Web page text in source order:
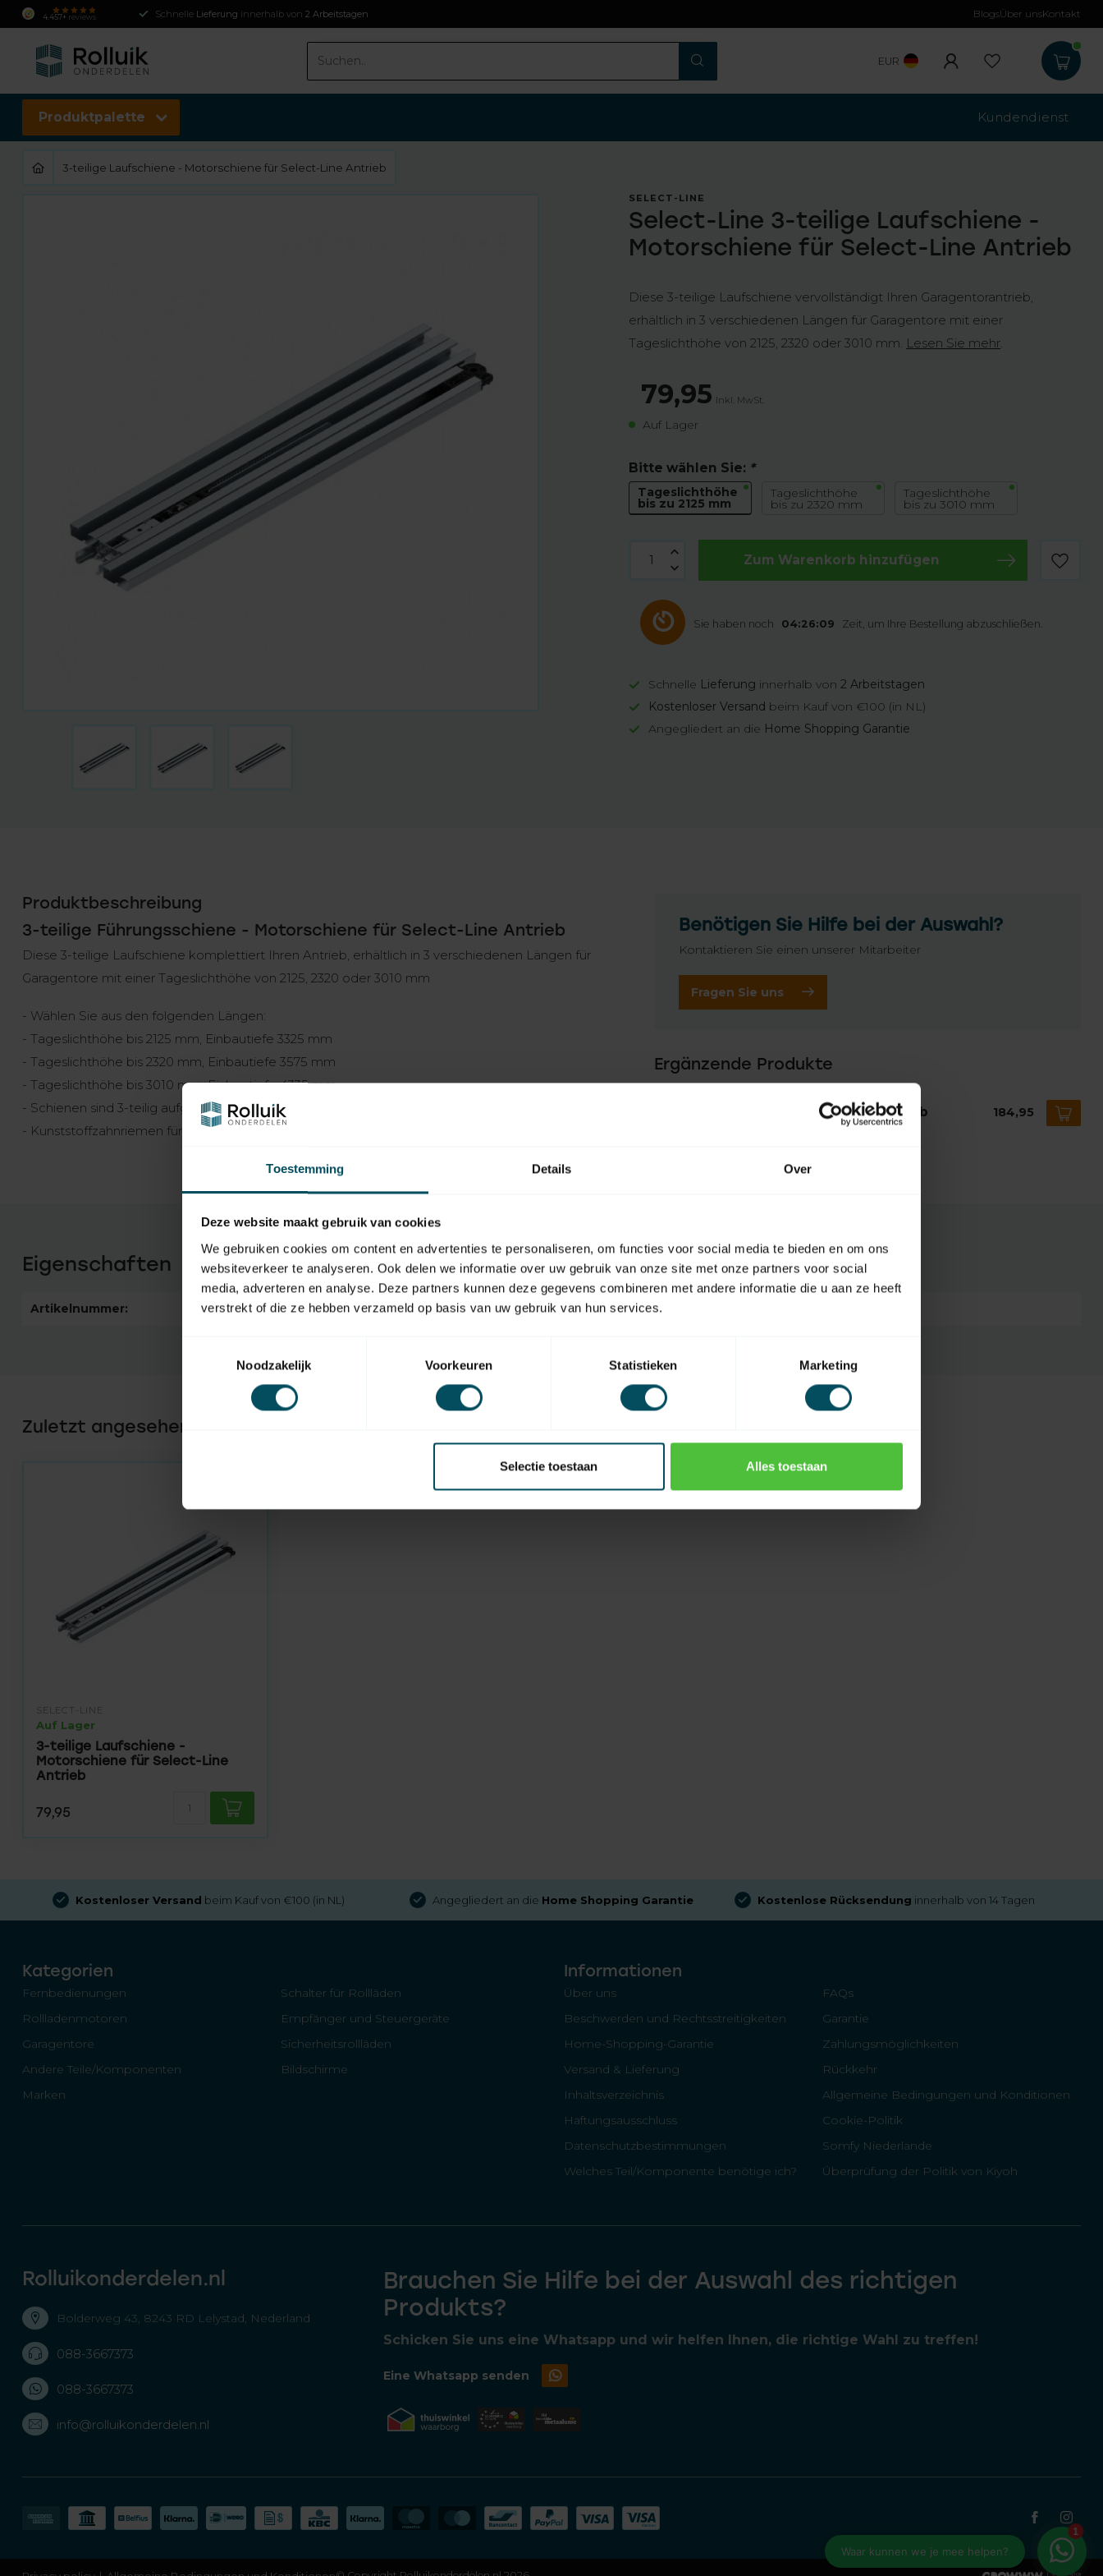
Toestemming Details Over
Deze website maakt gebruik van cookies
We gebruiken cookies om content en advertenties te personaliseren, om functies voor social media te bieden en om ons
websiteverkeer te analyseren. Ook delen we informatie over uw gebruik van onze site met onze partners voor social
media, adverteren en analyse. Deze partners kunnen deze gegevens combineren met andere informatie die u aan ze heeft
verstrekt of die ze hebben verzameld op basis van uw gebruik van hun services.
Noodzakelijk
Voorkeuren Statistieken Marketing
Selectie toestaan Alles toestaan
4.457+ reviews Schnelle Lieferung innerhalb von 2 Arbeitstagen Kostenloser
BlogsÜber unsKontakt
EUR
Produktpalette Kundendienst
3-teilige Laufschiene - Motorschiene für Select-Line Antrieb
SELECT-LINE
Select-Line 3-teilige Laufschiene -
Motorschiene für Select-Line Antrieb
Diese 3-teilige Laufschiene vervollständigt Ihren Garagentorantrieb,
erhältlich in 3 verschiedenen Längen für Garagentore mit einer
Tageslichthöhe von 2125, 2320 oder 3010 mm. Lesen Sie mehr.
79,95 Inkl. MwSt.
Auf Lager
Bitte wählen Sie: *
Tageslichthöhe
bis zu 2125 mm
Tageslichthöhe
bis zu 2320 mm
Tageslichthöhe
bis zu 3010 mm
Zum Warenkorb hinzufügen
Sie haben noch 04:26:08 Zeit, um Ihre Bestellung abzuschließen.
Schnelle Lieferung innerhalb von2 Arbeitstagen
Kostenloser Versand beim Kauf von €100 (in NL)
Angegliedert an die Home Shopping Garantie
Produktbeschreibung
3-teilige Führungsschiene - Motorschiene für Select-Line Antrieb
Diese 3-teilige Laufschiene komplettiert Ihren Antrieb, erhältlich in 3 verschiedenen Längen für
Garagentore mit einer Tageslichthöhe von 2125, 2320 oder 3010 mm
- Wählen Sie aus den folgenden Längen:
- Tageslichthöhe bis 2125 mm, Einbautiefe 3325 mm
- Tageslichthöhe bis 2320 mm, Einbautiefe 3575 mm
- Tageslichthöhe bis 3010 mm, Einbautiefe 4335 mm
- Schienen sind 3-teilig aufgebaut
- Kunststoffzahnriemen für ruhigen und leisen Lauf
Benötigen Sie Hilfe bei der Auswahl?
Kontaktieren Sie einen unserer Mitarbeiter
Fragen Sie uns
Ergänzende Produkte
Select-Line Garagentorantrieb 184,95
Eigenschaften
Artikelnummer: 5826 SKU
Zuletzt angesehen
SELECT-LINE
Auf Lager
3-teilige Laufschiene -
Motorschiene für Select-Line
Antrieb
79,95
Kostenloser Versand beim Kauf von €100 (in NL) Angegliedert an die Home Shopping Garantie Kostenlose Rücksendung innerhalb von 14 Tagen
Kategorien
Fernbedienungen
Schalter für Rollläden
Rollladenmotoren
Empfänger und Steuergeräte
Garagentore
Sicherheitsrollläden
Andere Teile/Komponenten
Bildschirme
Marken
Informationen
Über uns
FAQs
Beschwerden und Rechtsstreitigkeiten
Garantie
Home-Shopping-Garantie
Zahlungsmöglichkeiten
Versand & Lieferung
Rückkehr
Inhaltsverzeichnis
Allgemeine Bedingungen und Konditionen
Haftungsausschluss
Cookie-Politik
Datenschutzbestimmungen
Somfy Niederlande
Welches Teil/Komponente benötige ich?
Überprüfung der Politik von Kiyoh
Rolluikonderdelen.nl
Bolderweg 43, 8243 RD Lelystad, Nederland
088-3667373
088-3667373
info@rolluikonderdelen.nl
Brauchen Sie Hilfe bei der Auswahl des richtigen
Produkts?
Schicken Sie uns eine Whatsapp und wir helfen Ihnen, die richtige Wahl zu treffen!
Eine Whatsapp senden